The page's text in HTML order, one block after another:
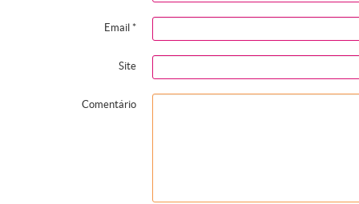
Email *
Site
Comentário